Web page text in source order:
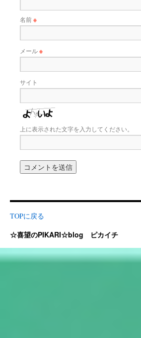
名前※
メール※
サイト
上に表示された文字を入力してください。
TOPに戻る
☆喜望のPIKARI☆blog ピカイチ